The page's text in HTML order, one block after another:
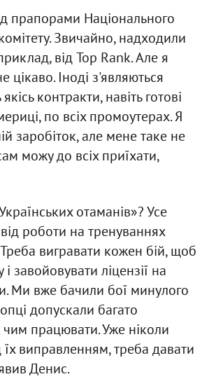
прапорами Національного
Звичайно, надходили
від Top Rank. Але я
цікаво. Іноді з'являються
контракти, навіть готові
по всіх промоутерах. Я
заробіток, але мене таке не
можу до всіх приїхати,
отаманів»? Усе
роботи на тренуваннях
вигравати кожен бій, щоб
завойовувати ліцензії на
Ми вже бачили бої минулого
допускали багато
працювати. Уже ніколи
виправленням, треба давати
Денис.